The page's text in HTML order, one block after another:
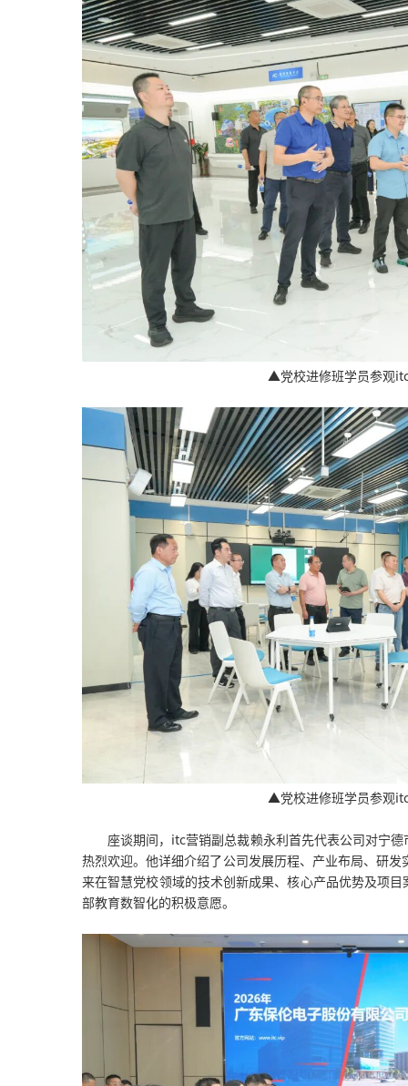
▲党校进修班学员参观
▲党校进修班学员参观
座谈期间，itc营销副总裁赖永利首先代表公司对宁
热烈欢迎。他详细介绍了公司发展历程、产业布局、研
来在智慧党校领域的技术创新成果、核心产品优势及项
部教育数智化的积极意愿。